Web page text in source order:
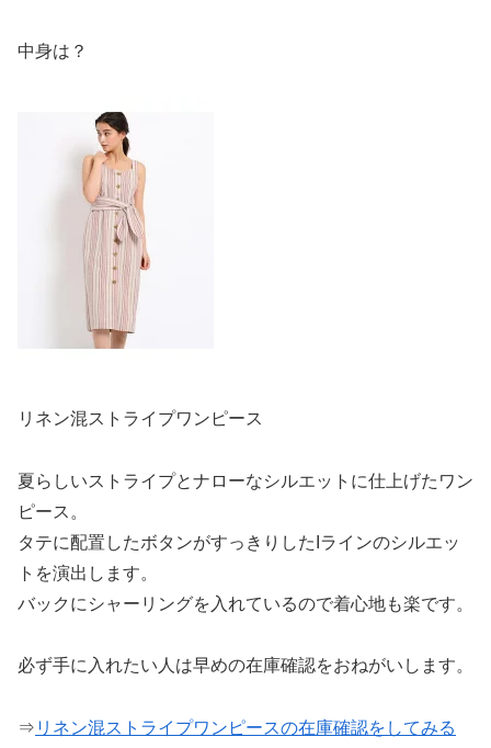
中身は？
リネン混ストライプワンピース
夏らしいストライプとナローなシルエットに仕上げたワン
ピース。
タテに配置したボタンがすっきりしたIラインのシルエッ
トを演出します。
バックにシャーリングを入れているので着心地も楽です。
必ず手に入れたい人は早めの在庫確認をおねがいします。
⇒ リネン混ストライプワンピースの在庫確認をしてみる